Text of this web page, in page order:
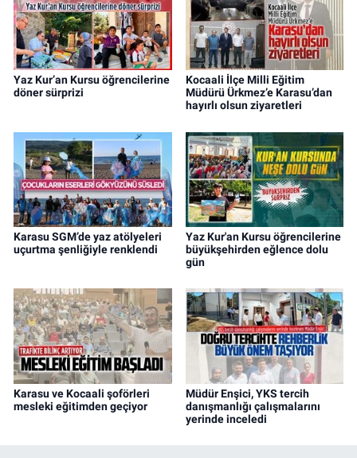
Yaz Kur’an Kursu öğrencilerine
döner sürprizi
Kocaali İlçe Milli Eğitim
Müdürü Ürkmez’e Karasu’dan
hayırlı olsun ziyaretleri
Karasu SGM’de yaz atölyeleri
uçurtma şenliğiyle renklendi
Yaz Kur'an Kursu öğrencilerine
büyükşehirden eğlence dolu
gün
Karasu ve Kocaali şoförleri
mesleki eğitimden geçiyor
Müdür Enşici, YKS tercih
danışmanlığı çalışmalarını
yerinde inceledi